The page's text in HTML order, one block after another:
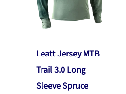
Leatt Jersey MTB
Trail 3.0 Long
Sleeve Spruce